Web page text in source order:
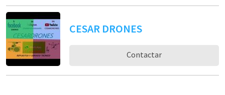
CESAR DRONES
Contactar